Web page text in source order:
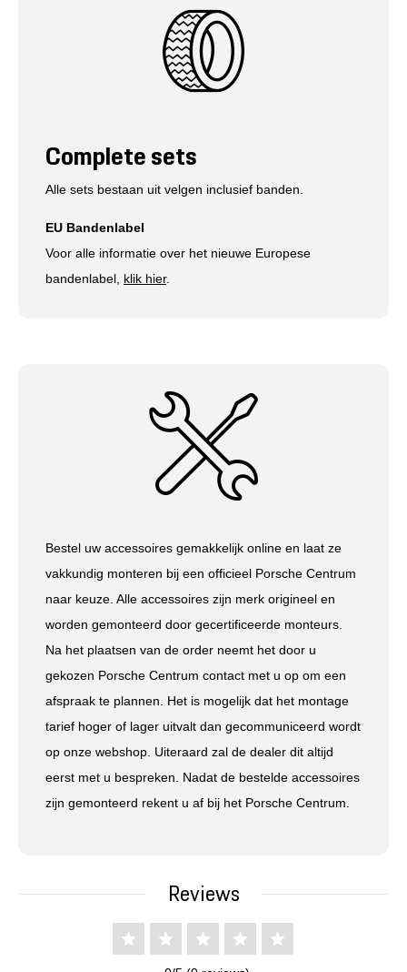
Complete sets
Alle sets bestaan uit velgen inclusief banden.
EU Bandenlabel
Voor alle informatie over het nieuwe Europese
bandenlabel, klik hier.
Bestel uw accessoires gemakkelijk online en laat ze
vakkundig monteren bij een officieel Porsche Centrum
naar keuze. Alle accessoires zijn merk origineel en
worden gemonteerd door gecertificeerde monteurs.
Na het plaatsen van de order neemt het door u
gekozen Porsche Centrum contact met u op om een
afspraak te plannen. Het is mogelijk dat het montage
tarief hoger of lager uitvalt dan gecommuniceerd wordt
op onze webshop. Uiteraard zal de dealer dit altijd
eerst met u bespreken. Nadat de bestelde accessoires
zijn gemonteerd rekent u af bij het Porsche Centrum.
Reviews